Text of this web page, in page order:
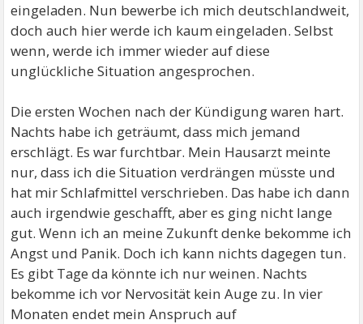
eingeladen. Nun bewerbe ich mich deutschlandweit,
doch auch hier werde ich kaum eingeladen. Selbst
wenn, werde ich immer wieder auf diese
unglückliche Situation angesprochen.
Die ersten Wochen nach der Kündigung waren hart.
Nachts habe ich geträumt, dass mich jemand
erschlägt. Es war furchtbar. Mein Hausarzt meinte
nur, dass ich die Situation verdrängen müsste und
hat mir Schlafmittel verschrieben. Das habe ich dann
auch irgendwie geschafft, aber es ging nicht lange
gut. Wenn ich an meine Zukunft denke bekomme ich
Angst und Panik. Doch ich kann nichts dagegen tun.
Es gibt Tage da könnte ich nur weinen. Nachts
bekomme ich vor Nervosität kein Auge zu. In vier
Monaten endet mein Anspruch auf